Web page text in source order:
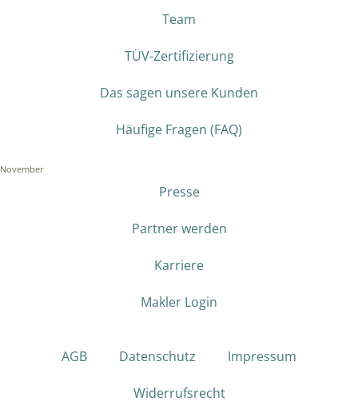
Team
TÜV-Zertifizierung
Das sagen unsere Kunden
Häufige Fragen (FAQ)
November
Presse
Partner werden
Karriere
Makler Login
AGB Datenschutz Impressum
Widerrufsrecht